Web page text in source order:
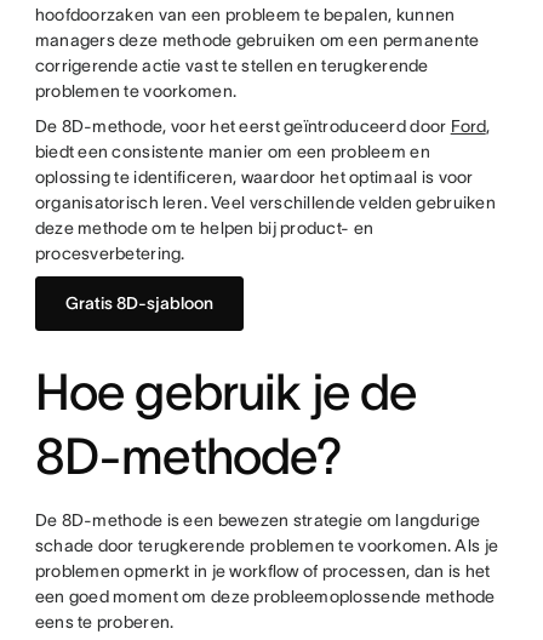
hoofdoorzaken van een probleem te bepalen, kunnen
managers deze methode gebruiken om een permanente
corrigerende actie vast te stellen en terugkerende
problemen te voorkomen.
De 8D-methode, voor het eerst geïntroduceerd door Ford,
biedt een consistente manier om een probleem en
oplossing te identificeren, waardoor het optimaal is voor
organisatorisch leren. Veel verschillende velden gebruiken
deze methode om te helpen bij product- en
procesverbetering.
Gratis 8D-sjabloon
Hoe gebruik je de
8D-methode?
De 8D-methode is een bewezen strategie om langdurige
schade door terugkerende problemen te voorkomen. Als je
problemen opmerkt in je workflow of processen, dan is het
een goed moment om deze probleemoplossende methode
eens te proberen.